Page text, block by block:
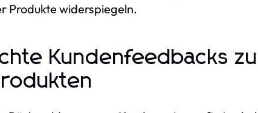
Produkte widerspiegeln.
Kundenfeedbacks